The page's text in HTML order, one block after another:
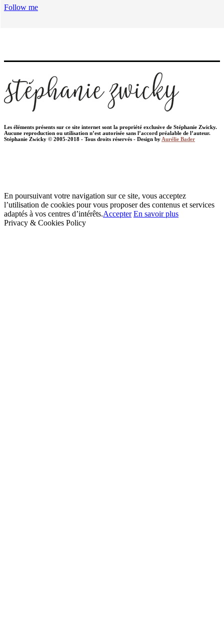
Follow me
Les éléments présents sur ce site internet sont la propriété exclusive de Stéphanie Zwicky.
Aucune reproduction ou utilisation n’est autorisée sans l’accord préalable de l’auteur.
Stéphanie Zwicky © 2005-2018 - Tous droits réservés - Design by Aurélie Bader
En poursuivant votre navigation sur ce site, vous acceptez
l’utilisation de cookies pour vous proposer des contenus et services
adaptés à vos centres d’intérêts.Accepter En savoir plus
Privacy & Cookies Policy